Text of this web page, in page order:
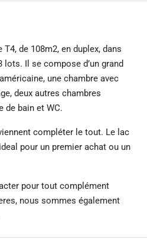
de 108m2, en duplex, dans
Il se compose d’un grand
une chambre avec
deux autres chambres
de bain et WC.
compléter le tout. Le lac
pour un premier achat ou un
pour tout complément
nous sommes également